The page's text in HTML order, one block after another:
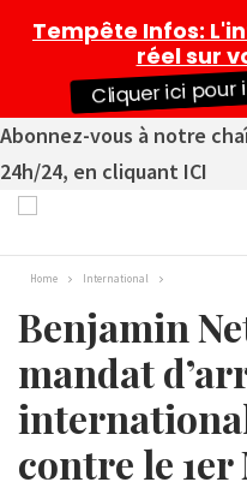
Abonnez-vous à notre
24h/24, en cliquant ICI
Home International
Benjamin
mandat
contre le
Tempête Infos:
réel sur
Cliquer ici pour